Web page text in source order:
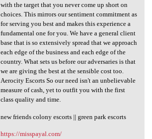
with the target that you never come up short on
choices. This mirrors our sentiment commitment as
for serving you best and makes this experience a
fundamental one for you. We have a general client
base that is so extensively spread that we approach
each edge of the business and each edge of the
country. What sets us before our adversaries is that
we are giving the best at the sensible cost too.
Aerocity Escorts So our need isn't an unbelievable
measure of cash, yet to outfit you with the first
class quality and time.
new friends colony escorts || green park escorts
https://misspayal.com/